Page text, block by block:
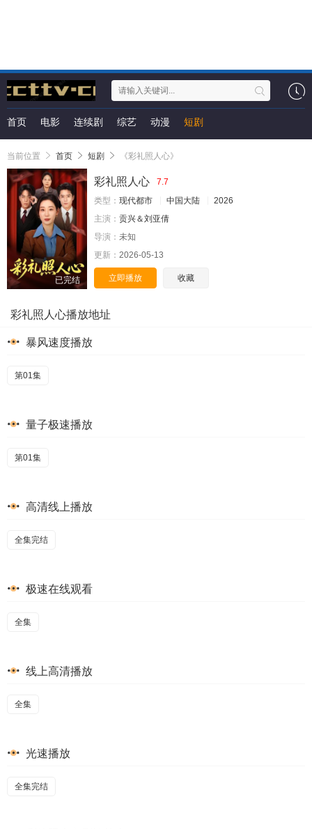
首页 电影 连续剧 综艺 动漫 短剧
当前位置 首页 短剧 《彩礼照人心》
已完结
彩礼照人心
7.7
类型： 现代都市 中国大陆
2026
主演： 贡兴＆刘亚倩
导演： 未知
更新： 2026-05-13
立即播放 收藏
彩礼照人心播放地址
暴风速度播放
第01集
量子极速播放
第01集
高清线上播放
全集完结
极速在线观看
全集
线上高清播放
全集
光速播放
全集完结